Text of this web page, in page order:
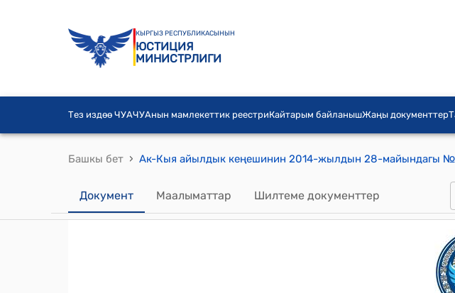
КЫРГЫЗ РЕСПУБЛИКАСЫНЫН
ЮСТИЦИЯ
МИНИСТРЛИГИ
Тез издөө ЧУАЧУАнын мамлекеттик реестриКайтарым байланышЖаңы документтер
Башкы бет ›
Документ Маалыматтар Шилтеме документтер